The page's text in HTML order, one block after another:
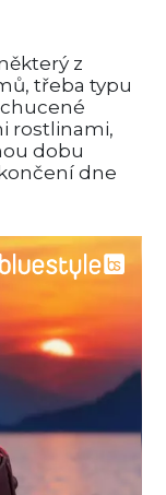
z
třeba typu
rostlinami,
dobu
dne